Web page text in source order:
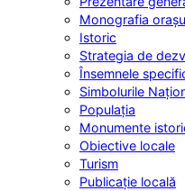
Monografia
Istoric
Strategia de
Însemnele
Simbolurile
Populația
Monumente
Obiective locale
Turism
Publicație locală